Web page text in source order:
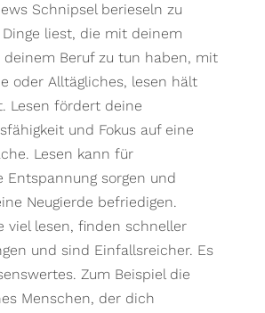
Schnipsel berieseln zu
liest, die mit deinem
deinem Beruf zu tun haben, mit
oder Alltägliches, lesen hält
Lesen fördert deine
und Fokus auf eine
Lesen kann für
Entspannung sorgen und
Neugierde befriedigen.
viel lesen, finden schneller
und sind Einfallsreicher. Es
Zum Beispiel die
Menschen, der dich